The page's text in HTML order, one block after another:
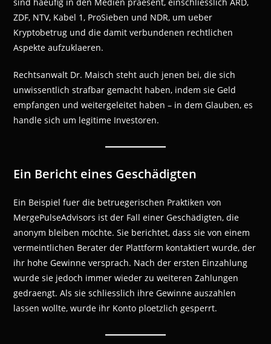
sind haeufig in den Medien praesent, einschliesslich ARD,
ZDF, NTV, Kabel 1, ProSieben und NDR, um ueber
Kryptobetrug und die damit verbundenen rechtlichen
Aspekte aufzuklaeren.
Rechtsanwalt Dr. Maisch steht auch jenen bei, die sich
unwissentlich strafbar gemacht haben, indem sie Geld
empfangen und weitergeleitet haben – in dem Glauben, es
handle sich um legitime Investoren.
Ein Bericht eines Geschädigten
Ein Beispiel fuer die betruegerischen Praktiken von
MergePulseAdvisors ist der Fall einer Geschädigten, die
anonym bleiben möchte. Sie berichtet, dass sie von einem
vermeintlichen Berater der Plattform kontaktiert wurde, der
ihr hohe Gewinne versprach. Nach der ersten Einzahlung
wurde sie jedoch immer wieder zu weiteren Zahlungen
gedraengt. Als sie schliesslich ihre Gewinne auszahlen
lassen wollte, wurde ihr Konto ploetzlich gesperrt.